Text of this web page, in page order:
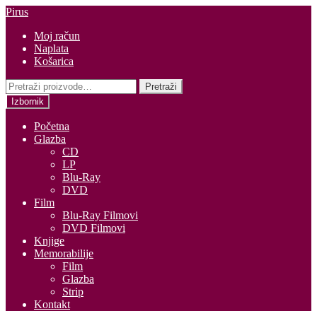
Preskoči
navigaciju
Skoči
sadržaja
Pirus
Moj račun
Naplata
Košarica
Pretraži:
Pretraži
Izbornik
Početna
Glazba
CD
LP
Blu-Ray
DVD
Film
Blu-Ray Filmovi
DVD Filmovi
Knjige
Memorabilije
Film
Glazba
Strip
Kontakt